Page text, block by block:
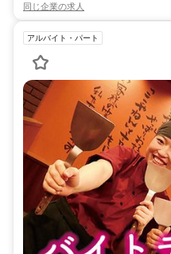
同じ企業の求人
アルバイト・パート